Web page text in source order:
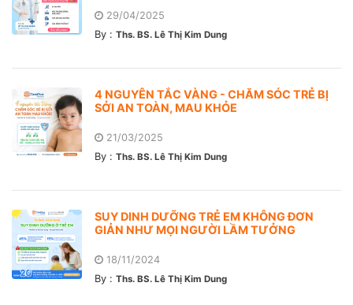
29/04/2025
By : Ths. BS. Lê Thị Kim Dung
4 NGUYÊN TẮC VÀNG - CHĂM SÓC TRẺ BỊ
SỞI AN TOÀN, MAU KHỎE
21/03/2025
By : Ths. BS. Lê Thị Kim Dung
SUY DINH DƯỠNG TRẺ EM KHÔNG ĐƠN
GIẢN NHƯ MỌI NGƯỜI LẦM TƯỞNG
18/11/2024
By : Ths. BS. Lê Thị Kim Dung